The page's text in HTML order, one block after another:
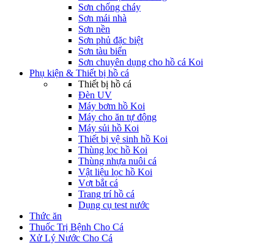
Sơn chống cháy
Sơn mái nhà
Sơn nền
Sơn phủ đặc biệt
Sơn tàu biển
Sơn chuyên dụng cho hồ cá Koi
Phụ kiện & Thiết bị hồ cá
Thiết bị hồ cá
Đèn UV
Máy bơm hồ Koi
Máy cho ăn tự động
Máy sủi hồ Koi
Thiết bị vệ sinh hồ Koi
Thùng lọc hồ Koi
Thùng nhựa nuôi cá
Vật liệu lọc hồ Koi
Vợt bắt cá
Trang trí hồ cá
Dụng cụ test nước
Thức ăn
Thuốc Trị Bệnh Cho Cá
Xử Lý Nước Cho Cá